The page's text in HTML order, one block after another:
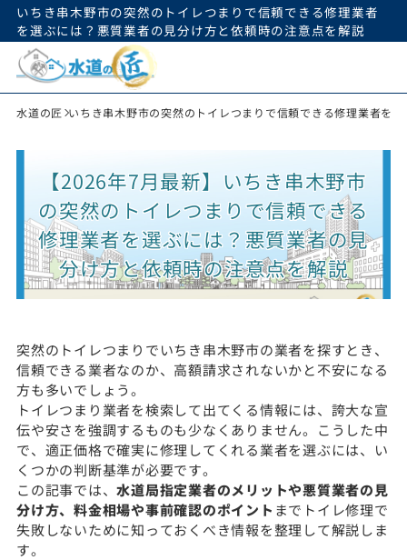
いちき串木野市の突然のトイレつまりで信頼できる修理業者
を選ぶには？悪質業者の見分け方と依頼時の注意点を解説
水道の匠 いちき串木野市の突然のトイレつまりで信頼できる修理業者を
【2026年7月最新】いちき串木野市
の突然のトイレつまりで信頼できる
修理業者を選ぶには？悪質業者の見
分け方と依頼時の注意点を解説
突然のトイレつまりでいちき串木野市の業者を探すとき、
信頼できる業者なのか、高額請求されないかと不安になる
方も多いでしょう。
トイレつまり業者を検索して出てくる情報には、誇大な宣
伝や安さを強調するものも少なくありません。こうした中
で、適正価格で確実に修理してくれる業者を選ぶには、い
くつかの判断基準が必要です。
この記事では、水道局指定業者のメリットや悪質業者の見
分け方、料金相場や事前確認のポイント までトイレ修理で
失敗しないために知っておくべき情報を整理して解説しま
す。